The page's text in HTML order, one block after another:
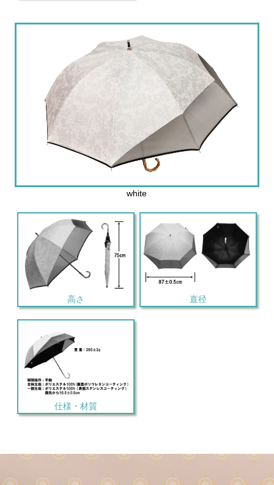
white
高さ 直径
仕様・材質